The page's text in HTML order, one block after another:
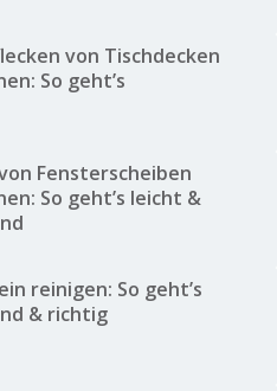
von Tischdecken
So geht’s
Fensterscheiben
So geht’s leicht &
reinigen: So geht’s
& richtig